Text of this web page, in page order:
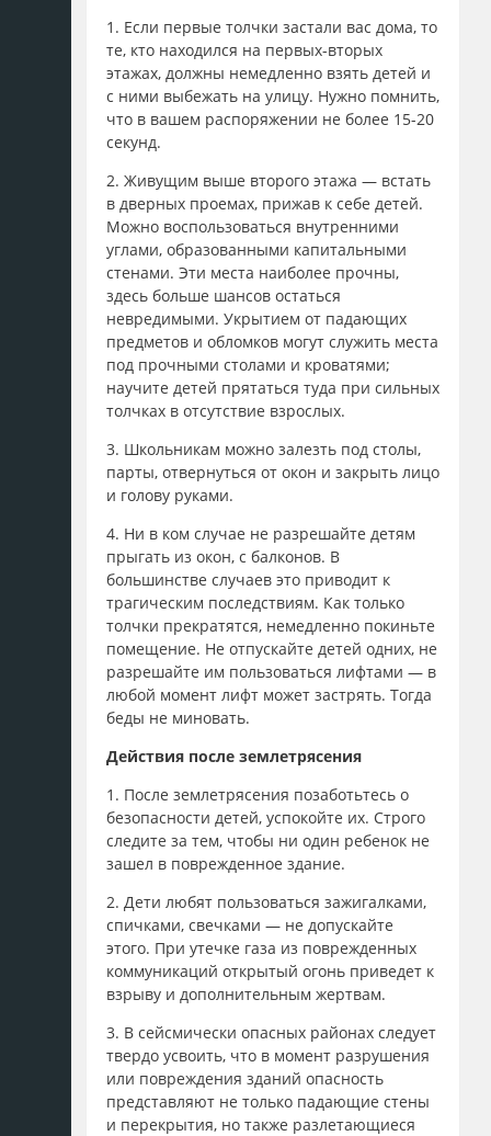
1. Если первые толчки застали вас дома, то
те, кто находился на первых-вторых
этажах, должны немедленно взять детей и
с ними выбежать на улицу. Нужно помнить,
что в вашем распоряжении не более 15-20
секунд.
2. Живущим выше второго этажа — встать
в дверных проемах, прижав к себе детей.
Можно воспользоваться внутренними
углами, образованными капитальными
стенами. Эти места наиболее прочны,
здесь больше шансов остаться
невредимыми. Укрытием от падающих
предметов и обломков могут служить места
под прочными столами и кроватями;
научите детей прятаться туда при сильных
толчках в отсутствие взрослых.
3. Школьникам можно залезть под столы,
парты, отвернуться от окон и закрыть лицо
и голову руками.
4. Ни в ком случае не разрешайте детям
прыгать из окон, с балконов. В
большинстве случаев это приводит к
трагическим последствиям. Как только
толчки прекратятся, немедленно покиньте
помещение. Не отпускайте детей одних, не
разрешайте им пользоваться лифтами — в
любой момент лифт может застрять. Тогда
беды не миновать.
Действия после землетрясения
1. После землетрясения позаботьтесь о
безопасности детей, успокойте их. Строго
следите за тем, чтобы ни один ребенок не
зашел в поврежденное здание.
2. Дети любят пользоваться зажигалками,
спичками, свечками — не допускайте
этого. При утечке газа из поврежденных
коммуникаций открытый огонь приведет к
взрыву и дополнительным жертвам.
3. В сейсмически опасных районах следует
твердо усвоить, что в момент разрушения
или повреждения зданий опасность
представляют не только падающие стены
и перекрытия, но также разлетающиеся